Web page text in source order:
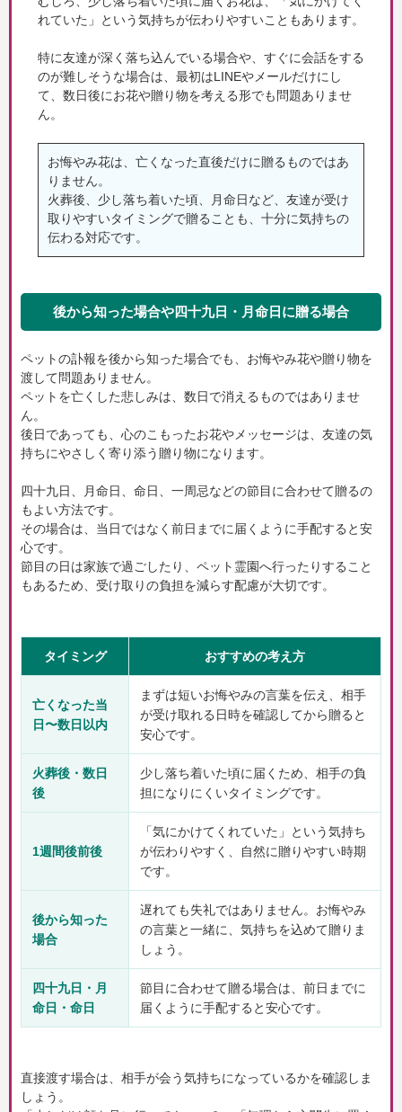
れていた」という気持ちが伝わりやすいこともあります。
特に友達が深く落ち込んでいる場合や、すぐに会話をする
のが難しそうな場合は、最初はLINEやメールだけにし
て、数日後にお花や贈り物を考える形でも問題ありませ
ん。
お悔やみ花は、亡くなった直後だけに贈るものではあ
りません。
火葬後、少し落ち着いた頃、月命日など、友達が受け
取りやすいタイミングで贈ることも、十分に気持ちの
伝わる対応です。
後から知った場合や四十九日・月命日に贈る場合
ペットの訃報を後から知った場合でも、お悔やみ花や贈り物を
渡して問題ありません。
ペットを亡くした悲しみは、数日で消えるものではありませ
ん。
後日であっても、心のこもったお花やメッセージは、友達の気
持ちにやさしく寄り添う贈り物になります。
四十九日、月命日、命日、一周忌などの節目に合わせて贈るの
もよい方法です。
その場合は、当日ではなく前日までに届くように手配すると安
心です。
節目の日は家族で過ごしたり、ペット霊園へ行ったりすること
もあるため、受け取りの負担を減らす配慮が大切です。
タイミング おすすめの考え方
亡くなった当
日〜数日以内
まずは短いお悔やみの言葉を伝え、相手
が受け取れる日時を確認してから贈ると
安心です。
火葬後・数日
後
少し落ち着いた頃に届くため、相手の負
担になりにくいタイミングです。
1週間後前後
「気にかけてくれていた」という気持ち
が伝わりやすく、自然に贈りやすい時期
です。
後から知った
場合
遅れても失礼ではありません。お悔やみ
の言葉と一緒に、気持ちを込めて贈りま
しょう。
四十九日・月
命日・命日
節目に合わせて贈る場合は、前日までに
届くように手配すると安心です。
直接渡す場合は、相手が会う気持ちになっているかを確認しま
しょう。